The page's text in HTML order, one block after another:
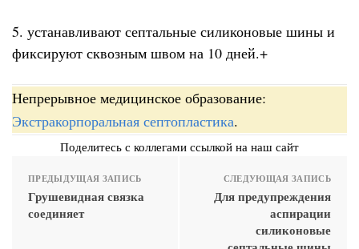
5. устанавливают септальные силиконовые шины и
фиксируют сквозным швом на 10 дней.+
Непрерывное медицинское образование:
Экстракорпоральная септопластика.
Поделитесь с коллегами ссылкой на наш сайт
ПРЕДЫДУЩАЯ ЗАПИСЬ
Грушевидная связка
соединяет
СЛЕДУЮЩАЯ ЗАПИСЬ
Для предупреждения
аспирации
силиконовые